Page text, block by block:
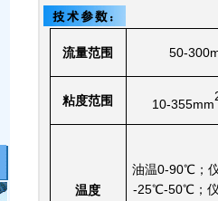
流量范围 50-
粘度范围 10-355mm
温度
油温0-90℃；
-25℃-50℃；